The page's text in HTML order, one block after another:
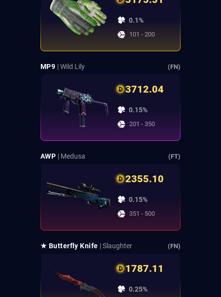
0.1%
101 - 200
MP9 | Wild Lily (FN)
3712.04
0.15%
201 - 350
AWP | Medusa (FT)
2355.10
0.15%
351 - 500
★ Butterfly Knife | Slaughter (FN)
1787.11
0.25%